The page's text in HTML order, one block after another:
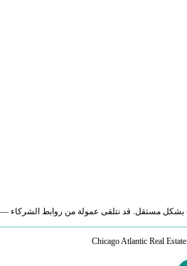
بشكل مستقل. قد نتلقى عمولة من روابط الشركاء — لا
Chicago Atlantic Real